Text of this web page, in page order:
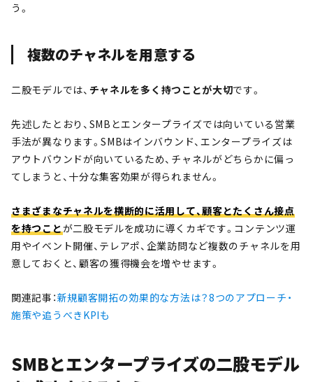
う。
複数のチャネルを用意する
二股モデルでは、 チャネルを多く持つことが大切です。
先述したとおり、SMBとエンタープライズでは向いている営業
手法が異なります。SMBはインバウンド、エンタープライズは
アウトバウンドが向いているため、チャネルがどちらかに偏っ
てしまうと、十分な集客効果が得られません。
さまざまなチャネルを横断的に活用して、顧客とたくさん接点
を持つことが二股モデルを成功に導くカギです。コンテンツ運
用やイベント開催、テレアポ、企業訪問など複数のチャネルを用
意しておくと、顧客の獲得機会を増やせます。
関連記事：新規顧客開拓の効果的な方法は？8つのアプローチ・
施策や追うべきKPIも
SMBとエンタープライズの二股モデル